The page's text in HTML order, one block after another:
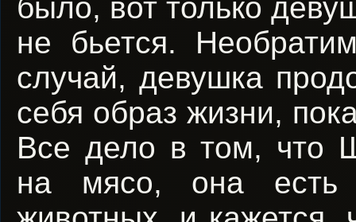
было, вот только
не бьется.
случай, девушка
себя образ жизни,
Все дело в том, что
на мясо, она